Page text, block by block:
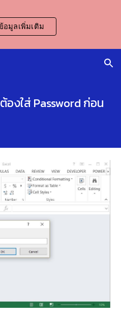
Skip to navigation
อมูลเพิ่มเติม
องใส่ Password ก่อน